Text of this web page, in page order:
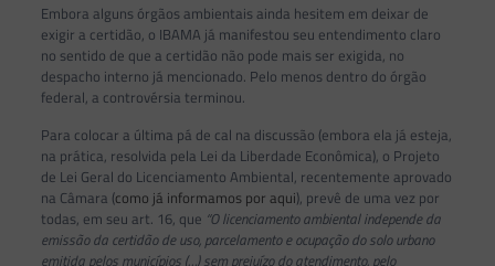
Embora alguns órgãos ambientais ainda hesitem em deixar de
exigir a certidão, o IBAMA já manifestou seu entendimento claro
no sentido de que a certidão não pode mais ser exigida, no
despacho interno já mencionado. Pelo menos dentro do órgão
federal, a controvérsia terminou.
Para colocar a última pá de cal na discussão (embora ela já esteja,
na prática, resolvida pela Lei da Liberdade Econômica), o Projeto
de Lei Geral do Licenciamento Ambiental, recentemente aprovado
na Câmara (como já informamos por aqui), prevê de uma vez por
todas, em seu art. 16, que “O licenciamento ambiental independe da
emissão da certidão de uso, parcelamento e ocupação do solo urbano
emitida pelos municípios (…) sem prejuízo do atendimento, pelo